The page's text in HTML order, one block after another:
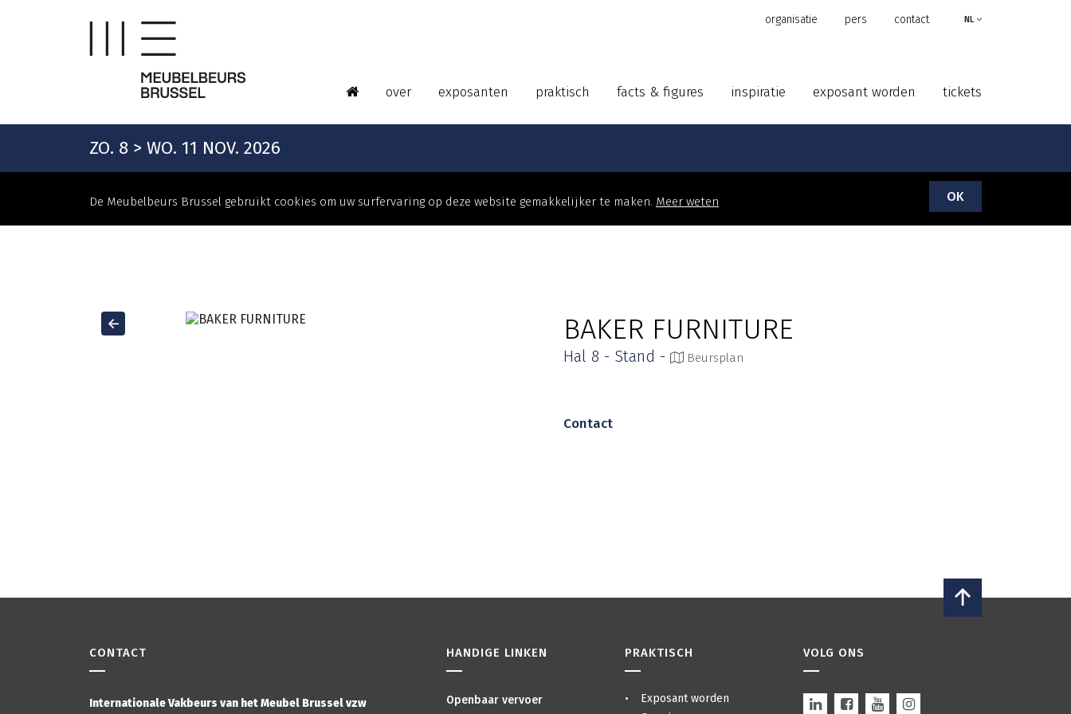
organisatie pers contact NL
over exposanten praktisch facts & figures inspiratie exposant worden tickets
ZO. 8 > WO. 11 NOV. 2026
De Meubelbeurs Brussel gebruikt cookies om uw surfervaring op deze website gemakkelijker te maken. Meer weten OK
BAKER FURNITURE
Hal 8 - Stand - Beursplan
Contact
CONTACT
Internationale Vakbeurs van het Meubel Brussel vzw
HANDIGE LINKEN
Openbaar vervoer
PRAKTISCH
Exposant worden
VOLG ONS